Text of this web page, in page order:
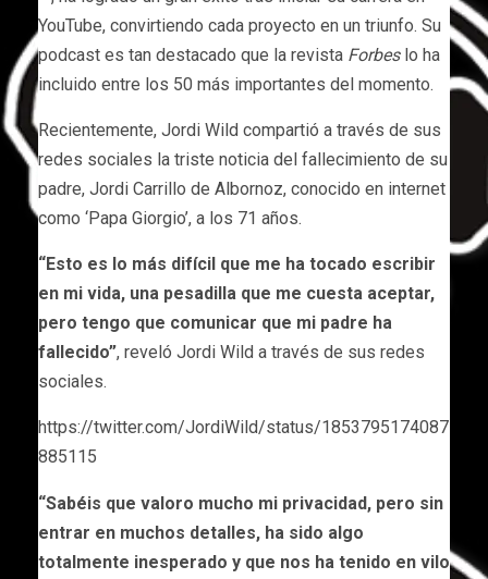
YouTube, convirtiendo cada proyecto en un triunfo. Su
podcast es tan destacado que la revista Forbeslo ha
incluido entre los 50 más importantes del momento.
Recientemente, Jordi Wild compartió a través de sus
redes sociales la triste noticia del fallecimiento de su
padre, Jordi Carrillo de Albornoz, conocido en internet
como ‘Papa Giorgio’, a los 71 años.
“Esto es lo más difícil que me ha tocado escribir
en mi vida, una pesadilla que me cuesta aceptar,
pero tengo que comunicar que mi padre ha
fallecido”, reveló Jordi Wild a través de sus redes
sociales.
https://twitter.com/JordiWild/status/1853795174087
885115
“Sabéis que valoro mucho mi privacidad, pero sin
entrar en muchos detalles, ha sido algo
totalmente inesperado y que nos ha tenido en vilo